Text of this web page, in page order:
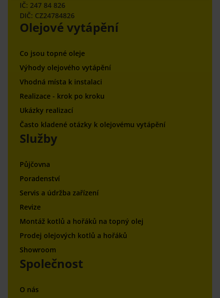
IČ: 247 84 826
DIČ: CZ24784826
Olejové vytápění
Co jsou topné oleje
Výhody olejového vytápění
Vhodná místa k instalaci
Realizace - krok po kroku
Ukázky realizací
Často kladené otázky k olejovému vytápění
Služby
Půjčovna
Poradenství
Servis a údržba zařízení
Revize
Montáž kotlů a hořáků na topný olej
Prodej olejových kotlů a hořáků
Showroom
Společnost
O nás